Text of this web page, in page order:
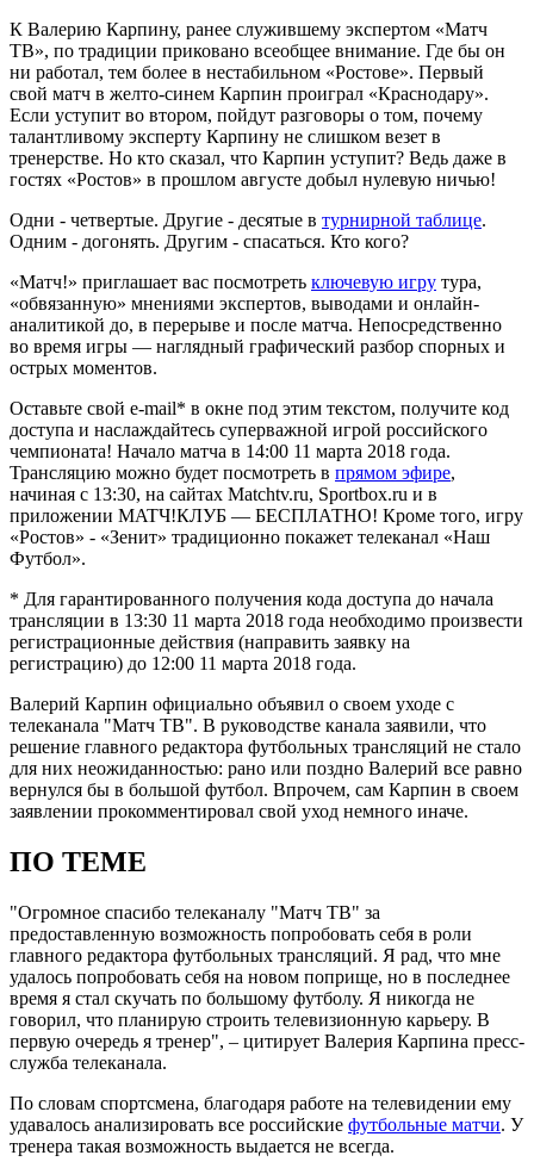
К Валерию Карпину, ранее служившему экспертом «Матч
ТВ», по традиции приковано всеобщее внимание. Где бы он
ни работал, тем более в нестабильном «Ростове». Первый
свой матч в желто-синем Карпин проиграл «Краснодару».
Если уступит во втором, пойдут разговоры о том, почему
талантливому эксперту Карпину не слишком везет в
тренерстве. Но кто сказал, что Карпин уступит? Ведь даже в
гостях «Ростов» в прошлом августе добыл нулевую ничью!
Одни - четвертые. Другие - десятые в турнирной таблице.
Одним - догонять. Другим - спасаться. Кто кого?
«Матч!» приглашает вас посмотреть ключевую игру тура,
«обвязанную» мнениями экспертов, выводами и онлайн-
аналитикой до, в перерыве и после матча. Непосредственно
во время игры — наглядный графический разбор спорных и
острых моментов.
Оставьте свой e-mail* в окне под этим текстом, получите код
доступа и наслаждайтесь суперважной игрой российского
чемпионата! Начало матча в 14:00 11 марта 2018 года.
Трансляцию можно будет посмотреть в прямом эфире,
начиная с 13:30, на сайтах Matchtv.ru, Sportbox.ru и в
приложении МATЧ!КЛУБ — БЕСПЛАТНО! Кроме того, игру
«Ростов» - «Зенит» традиционно покажет телеканал «Наш
Футбол».
* Для гарантированного получения кода доступа до начала
трансляции в 13:30 11 марта 2018 года необходимо произвести
регистрационные действия (направить заявку на
регистрацию) до 12:00 11 марта 2018 года.
Валерий Карпин официально объявил о своем уходе с
телеканала "Матч ТВ". В руководстве канала заявили, что
решение главного редактора футбольных трансляций не стало
для них неожиданностью: рано или поздно Валерий все равно
вернулся бы в большой футбол. Впрочем, сам Карпин в своем
заявлении прокомментировал свой уход немного иначе.
ПО ТЕМЕ
"Огромное спасибо телеканалу "Матч ТВ" за
предоставленную возможность попробовать себя в роли
главного редактора футбольных трансляций. Я рад, что мне
удалось попробовать себя на новом поприще, но в последнее
время я стал скучать по большому футболу. Я никогда не
говорил, что планирую строить телевизионную карьеру. В
первую очередь я тренер", – цитирует Валерия Карпина пресс-
служба телеканала.
По словам спортсмена, благодаря работе на телевидении ему
удавалось анализировать все российские футбольные матчи. У
тренера такая возможность выдается не всегда.